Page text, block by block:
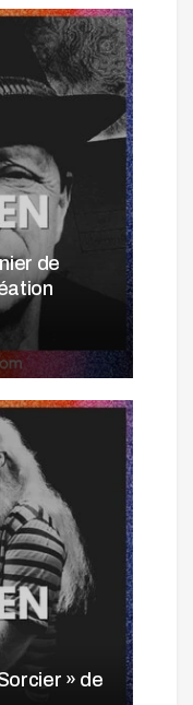
de
» de